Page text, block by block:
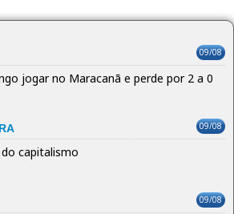
09/08
jogar no Maracanã e perde por 2 a 0
09/08
capitalismo
09/08